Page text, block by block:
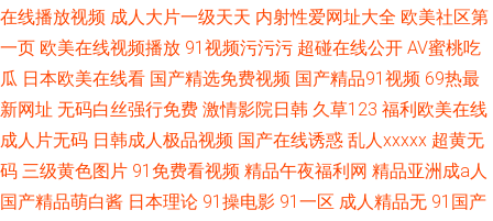
在线播放视频 成人大片一级天天 内射性爱网址大全 欧美社区第
一页 欧美在线视频播放 91视频污污污 超碰在线公开 AV蜜桃吃
瓜 日本欧美在线看 国产精选免费视频 国产精品91视频 69热最
新网址 无码白丝强行免费 激情影院日韩 久草123 福利欧美在线
成人片无码 日韩成人极品视频 国产在线诱惑 乱人xxxxx 超黄无
码 三级黄色图片 91免费看视频 精品午夜福利网 精品亚洲成a人
国产精品萌白酱 日本理论 91操电影 91一区 成人精品无 91国产